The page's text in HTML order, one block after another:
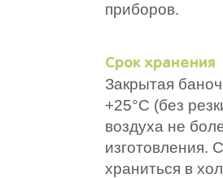
приборов.
Срок хранения
Закрытая
+25°С (без
воздуха не
изготовления.
храниться в